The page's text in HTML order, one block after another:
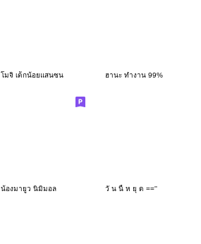
โมจิ เด็กน้อยแสนซน ฮานะ ทำงาน 99%
น้องมายูว นิมิมอล วั น นี้ ห ยุ ด ==''